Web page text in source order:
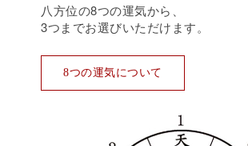
八方位の8つの運気から、
3つまでお選びいただけます。
8つの運気について